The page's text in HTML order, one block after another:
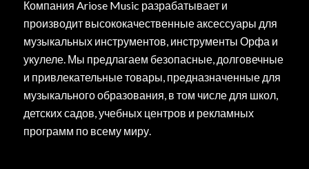
Компания Ariose Music разрабатывает и
производит высококачественные аксессуары для
музыкальных инструментов, инструменты Орфа и
укулеле. Мы предлагаем безопасные, долговечные
и привлекательные товары, предназначенные для
музыкального образования, в том числе для школ,
детских садов, учебных центров и рекламных
программ по всему миру.